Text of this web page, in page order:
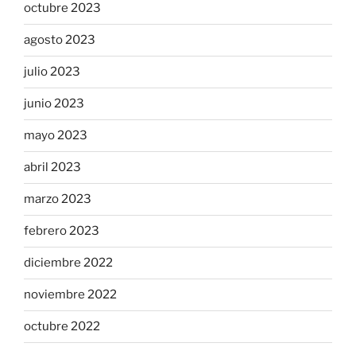
octubre 2023
agosto 2023
julio 2023
junio 2023
mayo 2023
abril 2023
marzo 2023
febrero 2023
diciembre 2022
noviembre 2022
octubre 2022